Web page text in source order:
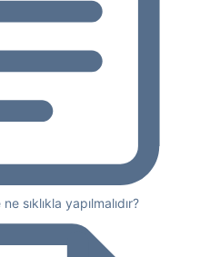
sıklıkla yapılmalıdır?